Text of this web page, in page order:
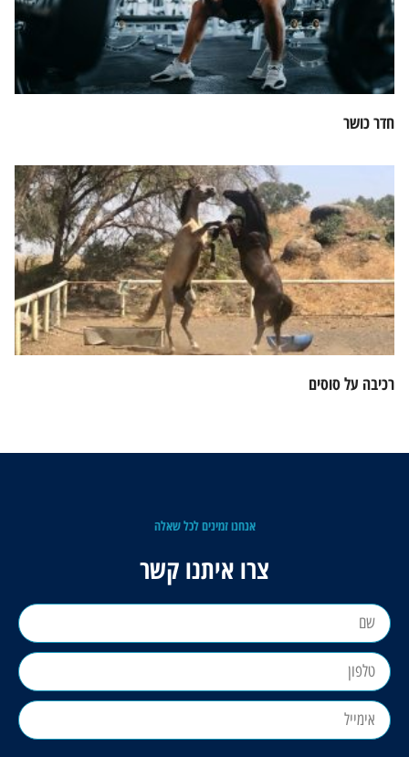
חדר כושר
רכיבה על סוסים
אנחנו זמינים לכל שאלה
צרו איתנו קשר